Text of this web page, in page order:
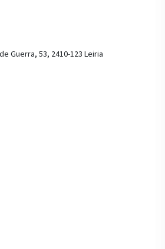
Guerra, 53, 2410-123 Leiria